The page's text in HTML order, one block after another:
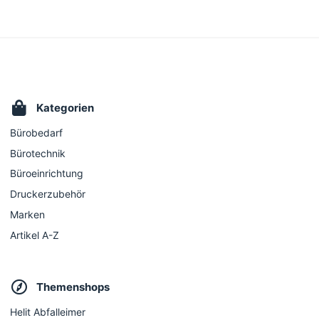
Kategorien
Bürobedarf
Bürotechnik
Büroeinrichtung
Druckerzubehör
Marken
Artikel A-Z
Themenshops
Helit Abfalleimer